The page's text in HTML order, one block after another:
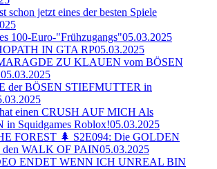
schon jetzt eines der besten Spiele
100-Euro-"Frühzugangs"05.03.2025
IN GTA RP05.03.2025
ZU KLAUEN vom BÖSEN
05.03.2025
der BÖSEN STIEFMUTTER in
einen CRUSH AUF MICH Als
Squidgames Roblox!05.03.2025
FOREST 🌲 S2E094: Die GOLDEN
den WALK OF PAIN05.03.2025
ENDET WENN ICH UNREAL BIN